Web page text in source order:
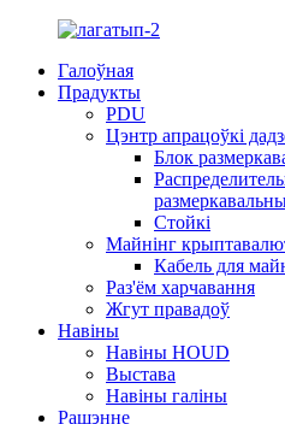
Галоўная
Прадукты
PDU
Цэнтр апрацоўкі
Блок
Стойкі
Майнінг
Кабель для
Раз'ём харчавання
Жгут правадоў
Навіны
Навіны HOUD
Выстава
Навіны галіны
Рашэнне